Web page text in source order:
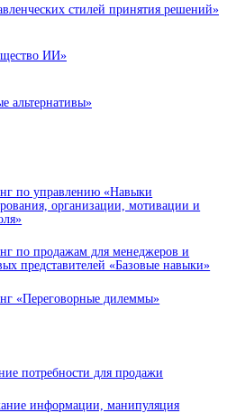
стилей принятия решений»
ИИ»
альтернативы»
по управлению «Навыки
организации, мотивации и
по продажам для менеджеров и
представителей «Базовые навыки»
«Переговорные дилеммы»
потребности для продажи
информации, манипуляция